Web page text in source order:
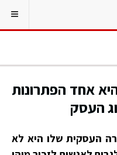
אחד הפתרונות
העסק
העסקית שלו היא לא